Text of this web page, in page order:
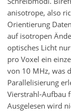
anisotrope, also
Orientierung
auf isotropen
optisches Licht
pro Voxel ein
von 10 MHz, was
Parallelisierung
Vierstrahl-Aufbau
Ausgelesen wird